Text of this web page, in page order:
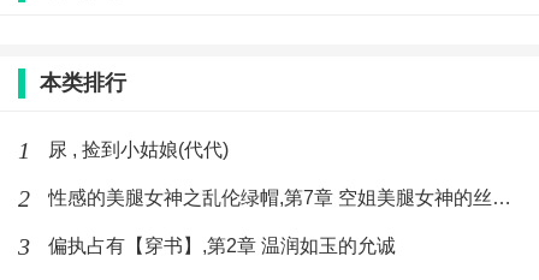
本类排行
1 尿 , 捡到小姑娘(代代)
2 性感的美腿女神之乱伦绿帽,第7章 空姐美腿女神的丝袜足交
3 偏执占有【穿书】,第2章 温润如玉的允诚